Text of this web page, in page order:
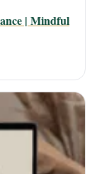
| Mindful